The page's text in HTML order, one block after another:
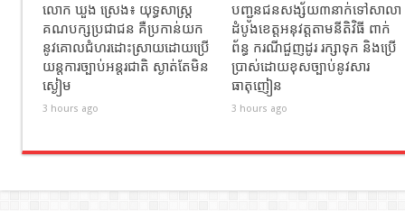
លោក ឃួង ស្រេង៖ យុទ្ធសាស្ត្រ
គណបក្សប្រជាជន គឺប្រកាន់យក
នូវគោលជំហរដោះស្រាយដោយប្រើ
យន្តការច្បាប់អន្តរជាតិ ស្ងាត់តែមិន
ស្ងៀម
3 hours ago
បញ្ជូនជនសង្ស័យ៣នាក់ទៅសាលា
ដំបូងខេត្តឣនុវត្តតាមនីតិវិធី ពាក់
ព័ន្ធ ករណីជួញដូរ រក្សាទុក និងប្រើ
ប្រាស់ដោយខុសច្បាប់នូវសារ
ធាតុញៀន
3 hours ago